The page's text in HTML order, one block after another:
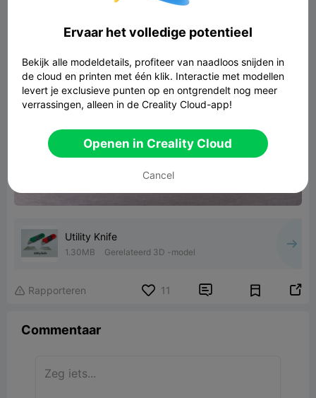
sharing this.
Utility Knife
1.30MB Gerelateerd 3D -model
 Rapporteren 11  
Commentaar
Ervaar het volledige potentieel
Bekijk alle modeldetails, profiteer van naadloos snijden in
de cloud en printen met één klik. Interactie met modellen
levert je exclusieve punten op en ontgrendelt nog meer
verrassingen, alleen in de Creality Cloud-app!
Openen in Creality Cloud
Cancel